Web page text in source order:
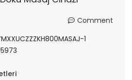
Comment
1